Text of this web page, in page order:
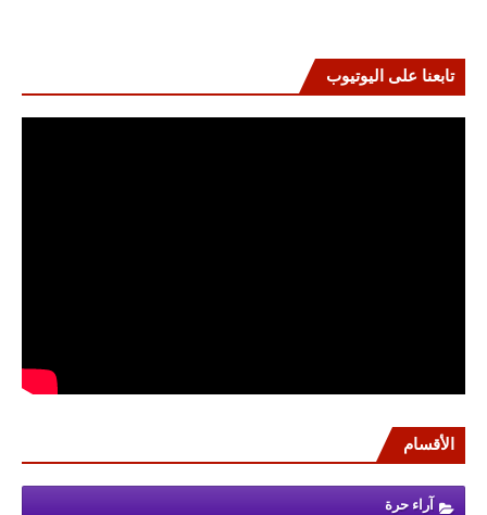
تابعنا على اليوتيوب
الأقسام
آراء حرة